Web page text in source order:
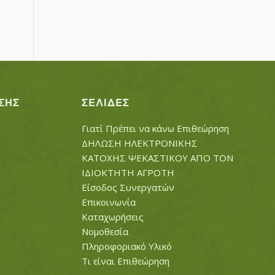
ΣΕΛΊΔΕΣ
Γιατί Πρέπει να κάνω Επιθεώρηση
ΔΗΛΩΣΗ ΗΛΕΚΤΡΟΝΙΚΗΣ
ΚΑΤΟΧΗΣ ΨΕΚΑΣΤΙΚΟΥ ΑΠΟ ΤΟΝ
ΙΔΙΟΚΤΗΤΗ ΑΓΡΟΤΗ
Είσοδος Συνεργατών
Επικοινωνία
Καταχωρήσεις
Νομοθεσία
Πληροφοριακό Υλικό
Τι είναι Επιθεώρηση